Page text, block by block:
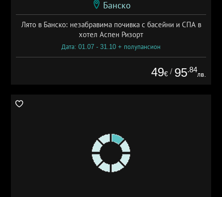
Банско
Лято в Банско: незабравима почивка с басейни и СПА в
хотел Аспен Ризорт
Дата: 01.07 - 31.10 + полупансион
49€ / 95.84
лв.